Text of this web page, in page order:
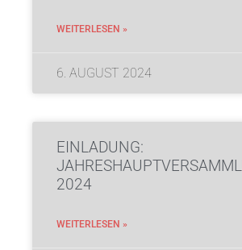
WEITERLESEN »
6. AUGUST 2024
EINLADUNG:
2024
WEITERLESEN »